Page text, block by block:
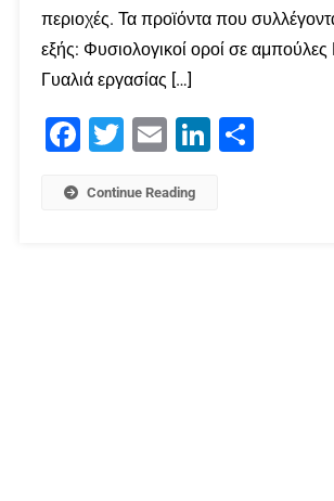
περιοχές. Τα προϊόντα που
εξής: Φυσιολογικοί οροί σε
Γυαλιά εργασίας […]
Facebook
Twitter Email LinkedIn
Continue Reading